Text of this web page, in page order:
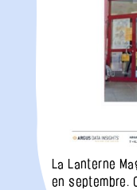
La Lanterne
en septembre.